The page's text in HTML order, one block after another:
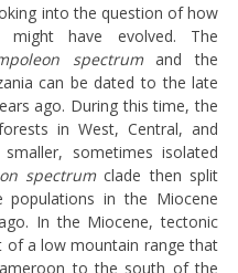
into the question of how
might have evolved. The
spectrumand the
can be dated to the late
ago. During this time, the
in West, Central, and
sometimes isolated
spectrumclade then split
in the Miocene
In the Miocene, tectonic
a low mountain range that
to the south of the